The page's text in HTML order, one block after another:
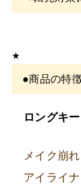
クの運営者ま
アカウント登録
をご記入くだ
サロン名を
了承ください
★
●商品の特
ロングキ
メイク崩
アイライ